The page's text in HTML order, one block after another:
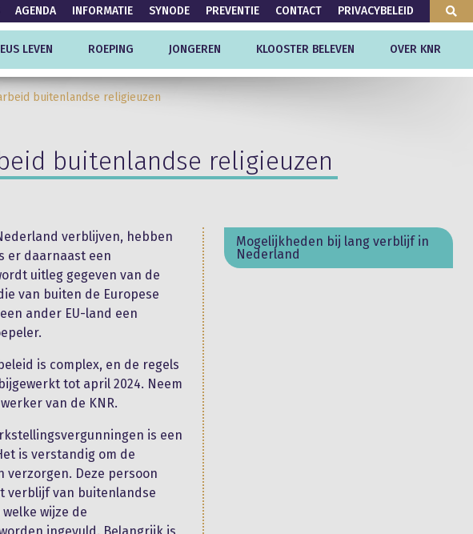
AGENDA INFORMATIE SYNODE PREVENTIE CONTACT PRIVACYBELEID
LEVEN ROEPING JONGEREN KLOOSTER BELEVEN OVER KNR
buitenlandse religieuzen
buitenlandse religieuzen
verblijven, hebben
er daarnaast een
uitleg gegeven van de
van buiten de Europese
ander EU-land een
is complex, en de regels
tot april 2024. Neem
van de KNR.
is een
is verstandig om de
verzorgen. Deze persoon
verblijf van buitenlandse
wijze de
Mogelijkheden bij lang verblijf in
Nederland